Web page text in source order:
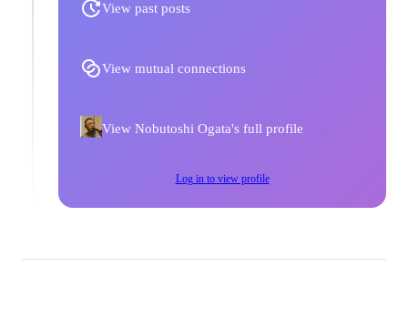
View past posts
View mutual connections
View Nobutoshi Ogata's full profile
Log in to view profile